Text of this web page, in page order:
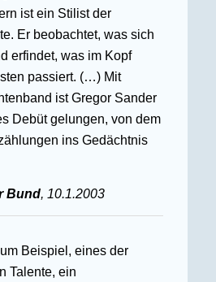
ist ein Stilist der
Er beobachtet, was sich
erfindet, was im Kopf
passiert. (…) Mit
ist Gregor Sander
Debüt gelungen, von dem
ins Gedächtnis
Bund, 10.1.2003
Beispiel, eines der
Talente, ein